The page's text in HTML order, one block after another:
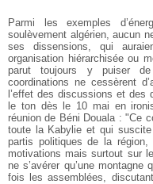
Parmi les exemples
soulèvement algérien, aucun
ses dissensions, qui
organisation hiérarchisée ou
parut toujours y puiser
coordinations ne cessèrent
l’effet des discussions et des
le ton dès le 10 mai en
réunion de Béni Douala : "Ce
toute la Kabylie et qui
partis politiques de la
motivations mais surtout sur
ne s’avérer qu’une
fois les assemblées,